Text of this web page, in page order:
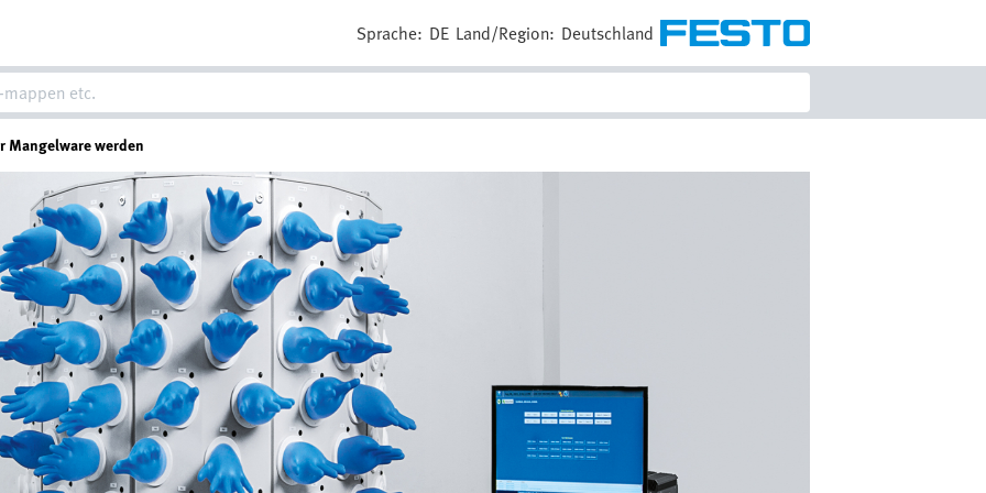
Sprache: DE Land/Region: Deutschland
Mangelware werden